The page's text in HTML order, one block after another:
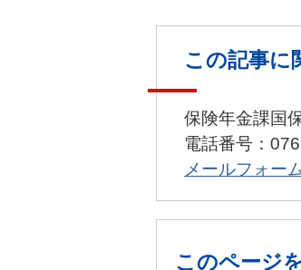
この記事に
保険年金課国
電話番号：
メールフォー
このページ